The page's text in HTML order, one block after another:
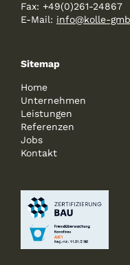
Fax: +49(0)261-24867
E-Mail: info@kolle-
Sitemap
Home
Unternehmen
Leistungen
Referenzen
Jobs
Kontakt